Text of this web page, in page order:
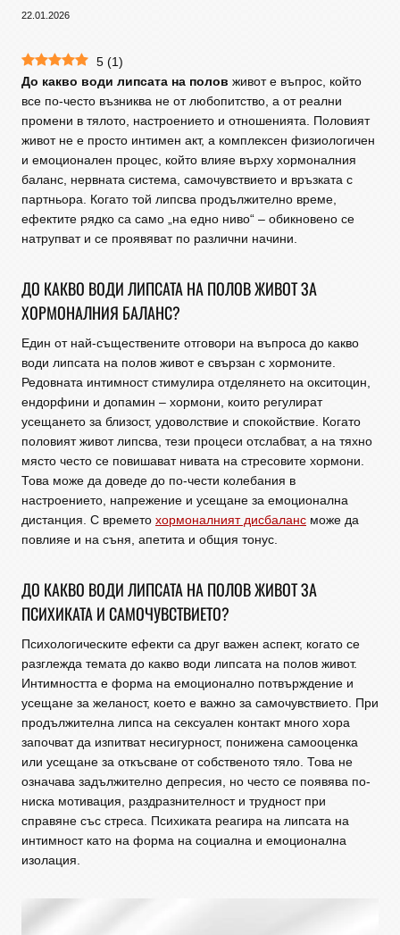
22.01.2026
5 (1)
До какво води липсата на полов живот е въпрос, който
все по-често възниква не от любопитство, а от реални
промени в тялото, настроението и отношенията. Половият
живот не е просто интимен акт, а комплексен физиологичен
и емоционален процес, който влияе върху хормоналния
баланс, нервната система, самочувствието и връзката с
партньора. Когато той липсва продължително време,
ефектите рядко са само „на едно ниво“ – обикновено се
натрупват и се проявяват по различни начини.
ДО КАКВО ВОДИ ЛИПСАТА НА ПОЛОВ ЖИВОТ ЗА
ХОРМОНАЛНИЯ БАЛАНС?
Един от най-съществените отговори на въпроса до какво
води липсата на полов живот е свързан с хормоните.
Редовната интимност стимулира отделянето на окситоцин,
ендорфини и допамин – хормони, които регулират
усещането за близост, удоволствие и спокойствие. Когато
половият живот липсва, тези процеси отслабват, а на тяхно
място често се повишават нивата на стресовите хормони.
Това може да доведе до по-чести колебания в
настроението, напрежение и усещане за емоционална
дистанция. С времето хормоналният дисбаланс може да
повлияе и на съня, апетита и общия тонус.
ДО КАКВО ВОДИ ЛИПСАТА НА ПОЛОВ ЖИВОТ ЗА
ПСИХИКАТА И САМОЧУВСТВИЕТО?
Психологическите ефекти са друг важен аспект, когато се
разглежда темата до какво води липсата на полов живот.
Интимността е форма на емоционално потвърждение и
усещане за желаност, което е важно за самочувствието. При
продължителна липса на сексуален контакт много хора
започват да изпитват несигурност, понижена самооценка
или усещане за откъсване от собственото тяло. Това не
означава задължително депресия, но често се появява по-
ниска мотивация, раздразнителност и трудност при
справяне със стреса. Психиката реагира на липсата на
интимност като на форма на социална и емоционална
изолация.